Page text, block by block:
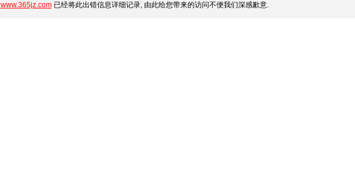
www.365jz.com已经将此出错信息详细记录, 由此给您带来的访问不便我们深感歉意.